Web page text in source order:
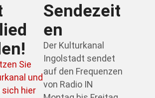
Sie
und
sich hier
Sendezeit
en
Der Kulturkanal
Ingolstadt sendet
auf den Frequenzen
von Radio IN